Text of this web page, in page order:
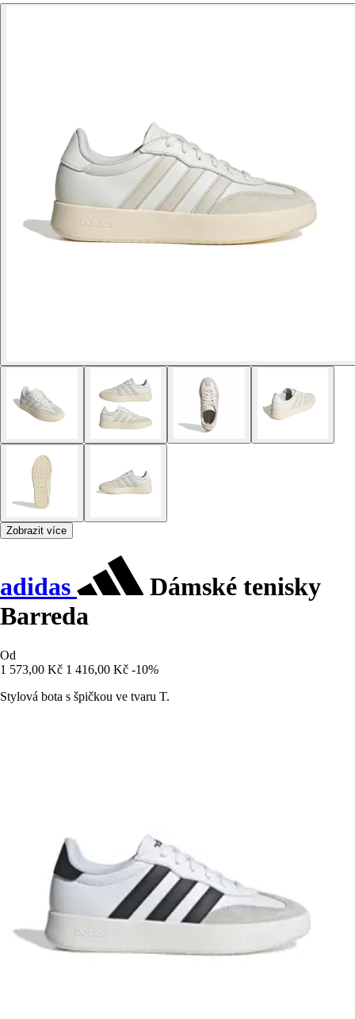
Zobrazit více
adidas
Dámské tenisky
Barreda
Od
1 573,00 Kč 1 416,00 Kč -10%
Stylová bota s špičkou ve tvaru T.